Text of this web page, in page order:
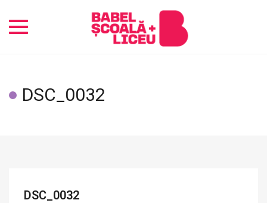
Toggle
DSC_0032
DSC_0032